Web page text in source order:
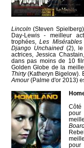
Lincoln (Steven
Day-Lewis - meilleur
trophées,Les Misérables
Django Unchained(2), le
actrices, Jessica
dans pas moins de 10
Golden Globe de la
Thirty(Katheryn Bigelow).
Amour(Palme d'or 2013)
pour
pour